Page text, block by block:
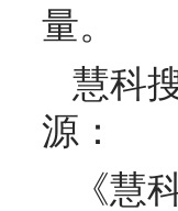
量。
慧科
源：
《慧